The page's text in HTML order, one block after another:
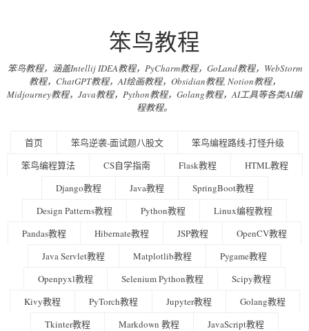
笨鸟教程
笨鸟教程，涵盖Intellij IDEA教程，PyCharm教程，GoLand教程，WebStorm
教程，ChatGPT教程，AI绘画教程，Obsidian教程, Notion教程，
Midjourney教程，Java教程，Python教程，Golang教程，AI工具等各类AI编
程教程。
首页 笨鸟逆袭-面试题八股文
笨鸟编程路线-打怪升级
笨鸟编程算法
CS自学指南 Flask教程
HTML教程
Django教程
Java教程
SpringBoot教程
Design Patterns教程
Python教程
Linux编程教程
Pandas教程
Hibernate教程 JSP教程
OpenCV教程
Java Servlet教程
Matplotlib教程
Pygame教程
Openpyxl教程
Selenium Python教程
Scipy教程
Kivy教程
PyTorch教程 Jupyter教程
Golang教程
Tkinter教程
Markdown 教程
JavaScript教程